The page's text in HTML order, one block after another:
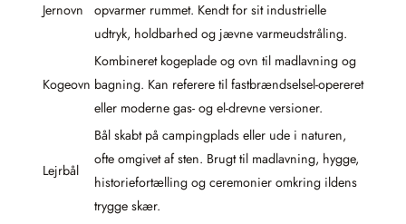
Jernovn
opvarmer rummet. Kendt for sit industrielle
udtryk, holdbarhed og jævne varmeudstråling.
Kogeovn
Kombineret kogeplade og ovn til madlavning og
bagning. Kan referere til fastbrændselsel-opereret
eller moderne gas- og el-drevne versioner.
Lejrbål
Bål skabt på campingplads eller ude i naturen,
ofte omgivet af sten. Brugt til madlavning, hygge,
historiefortælling og ceremonier omkring ildens
trygge skær.